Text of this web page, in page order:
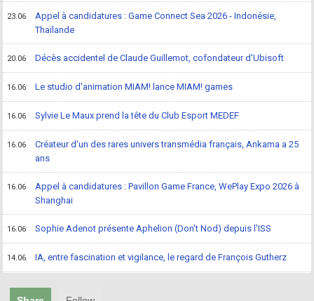
23.06
Appel à candidatures : Game Connect Sea 2026 - Indonésie,
Thaïlande
20.06 Décès accidentel de Claude Guillemot, cofondateur d'Ubisoft
16.06 Le studio d'animation MIAM! lance MIAM! games
16.06 Sylvie Le Maux prend la tête du Club Esport MEDEF
16.06
Créateur d'un des rares univers transmédia français, Ankama a 25
ans
16.06
Appel à candidatures : Pavillon Game France, WePlay Expo 2026 à
Shanghai
16.06 Sophie Adenot présente Aphelion (Don't Nod) depuis l'ISS
14.06 IA, entre fascination et vigilance, le regard de François Gutherz